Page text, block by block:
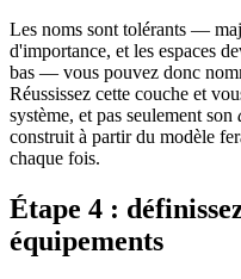
Les noms sont tolérants —
d'importance, et les espaces
bas — vous pouvez donc
Réussissez cette couche et
système, et pas seulement son
construit à partir du modèle
chaque fois.
Étape 4 :
équipements